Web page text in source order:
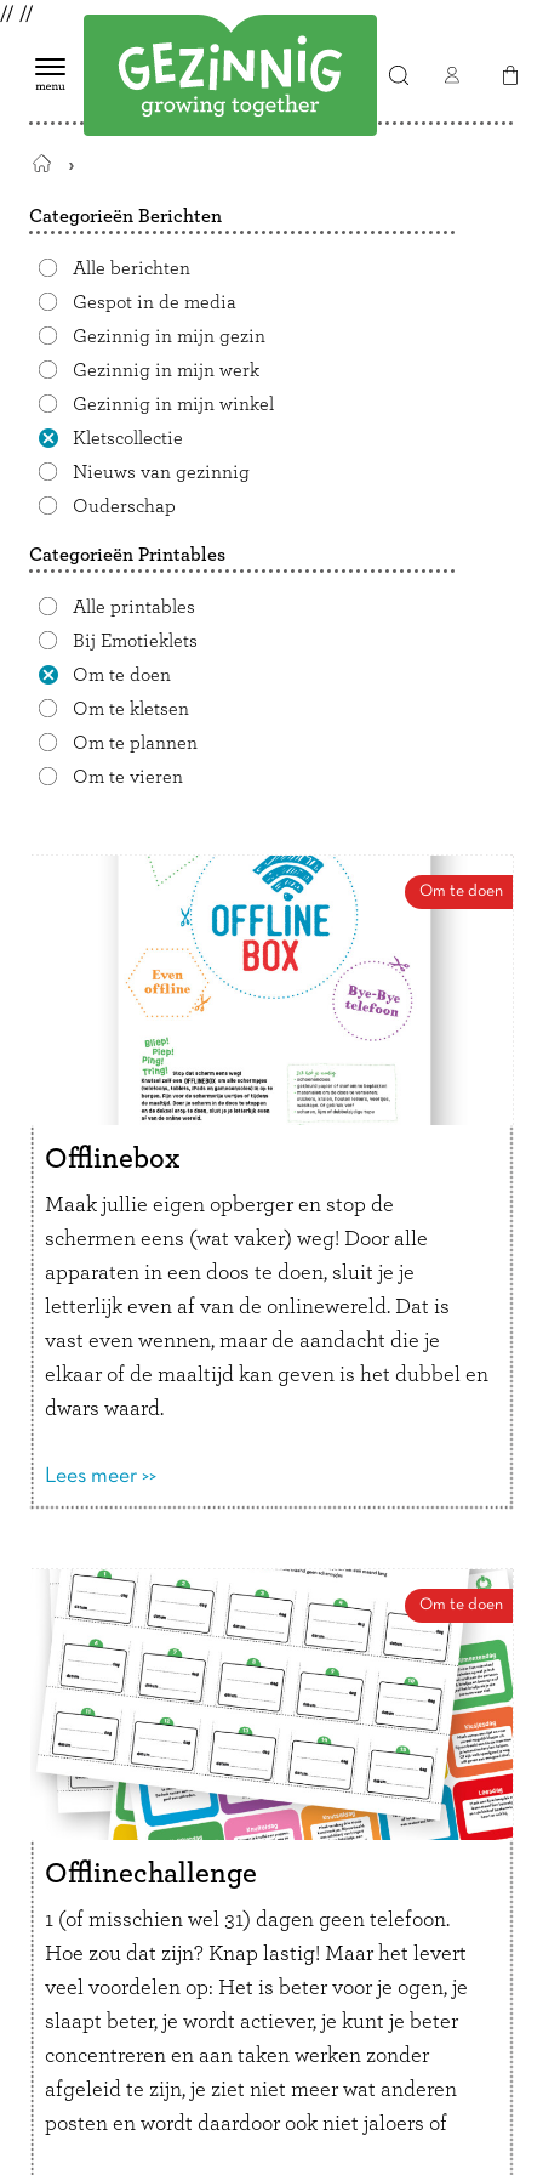
// //
Terug
de
startpagina
Categorieën Berichten
Alle berichten
Gespot in de media
Gezinnig in mijn gezin
Gezinnig in mijn werk
Gezinnig in mijn winkel
Kletscollectie
Nieuws van gezinnig
Ouderschap
Categorieën Printables
Alle printables
Bij Emotieklets
Om te doen
Om te kletsen
Om te plannen
Om te vieren
Om te doen
Offlinebox
Maak jullie eigen opberger en stop de
schermen eens (wat vaker) weg! Door alle
apparaten in een doos te doen, sluit je je
letterlijk even af van de onlinewereld. Dat is
vast even wennen, maar de aandacht die je
elkaar of de maaltijd kan geven is het dubbel en
dwars waard.
lijstje met afspraken over het gebruik van de
Offlinebox.
Lees meer >>
Om te doen
Offlinechallenge
1 (of misschien wel 31) dagen geen telefoon.
Hoe zou dat zijn? Knap lastig! Maar het levert
veel voordelen op: Het is beter voor je ogen, je
slaapt beter, je wordt actiever, je kunt je beter
concentreren en aan taken werken zonder
afgeleid te zijn, je ziet niet meer wat anderen
posten en wordt daardoor ook niet jaloers of